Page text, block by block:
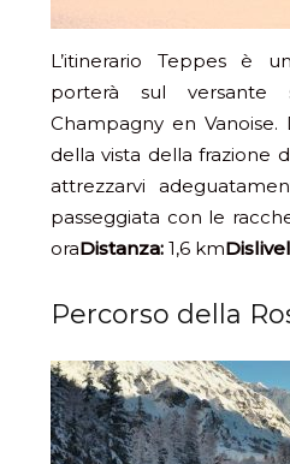
L’itinerario Teppes è
porterà sul
Champagny en
della vista della frazione
attrezzarvi
passeggiata con le
oraDistanza: 1,6 km
Percorso della